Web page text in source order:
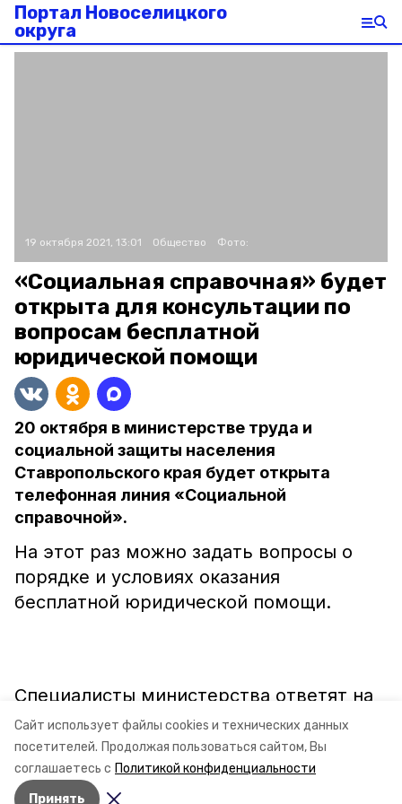
Сайт использует файлы cookies и технических данных
посетителей. Продолжая пользоваться сайтом, Вы
соглашаетесь с Политикой конфиденциальности
Принять
Портал Новоселицкого
округа
19 октября 2021, 13:01 Общество Фото:
«Социальная справочная» будет
открыта для консультации по
вопросам бесплатной
юридической помощи
20 октября в министерстве труда и
социальной защиты населения
Ставропольского края будет открыта
телефонная линия «Социальной
справочной».
На этот раз можно задать вопросы о
порядке и условиях оказания
бесплатной юридической помощи.
Специалисты министерства ответят на
вопросы по телефону (8652) 71-48-41 с
9.00 до 18.00.